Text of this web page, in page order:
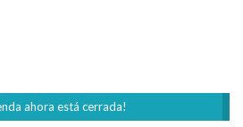
ahora está cerrada!